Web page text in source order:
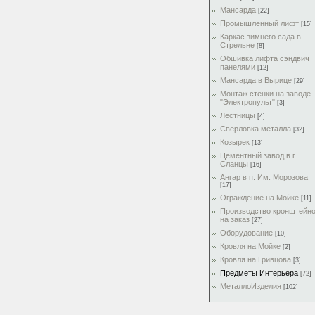
Мансарда [22]
Промышленный лифт [15]
Каркас зимнего сада в
Стрельне [8]
Обшивка лифта сэндвич
панелями [12]
Мансарда в Вырице [29]
Монтаж стенки на заводе
"Электропульт" [3]
Лестницы [4]
Сверловка металла [32]
Козырек [13]
Цементный завод в г.
Сланцы [16]
Ангар в п. Им. Морозова
[17]
Ограждение на Мойке [11]
Производство
на заказ [27]
Оборудование [10]
Кровля на Мойке [2]
Кровля на Гривцова [3]
Предметы Интерьера [72]
МеталлоИзделия [102]